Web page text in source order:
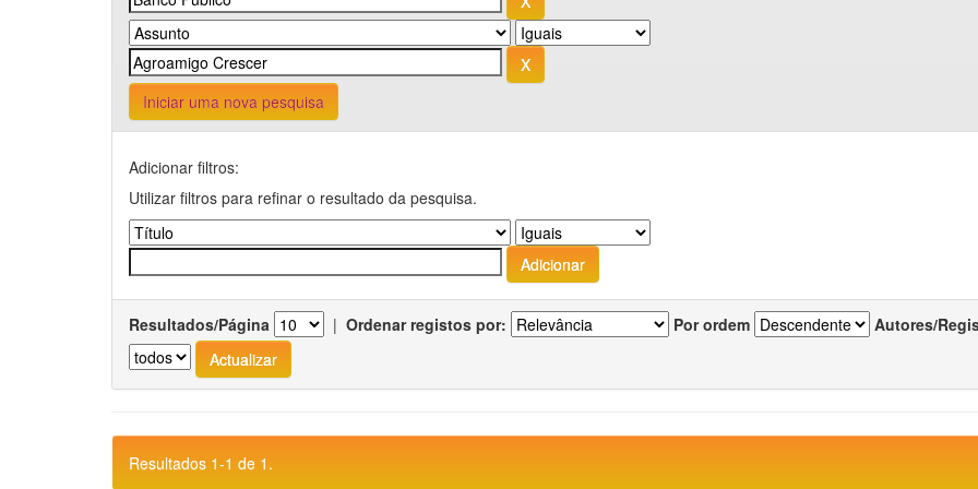
Iniciar uma nova pesquisa
Adicionar filtros:
Utilizar filtros para refinar o resultado da pesquisa.
Resultados/Página | Ordenar registos por: Por ordem Autores/
Resultados 1-1 de 1.